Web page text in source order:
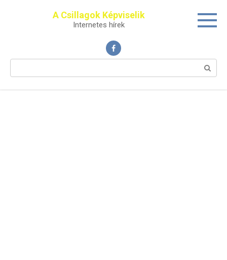
A Csillagok Képviselik
Internetes hírek
Поиск: